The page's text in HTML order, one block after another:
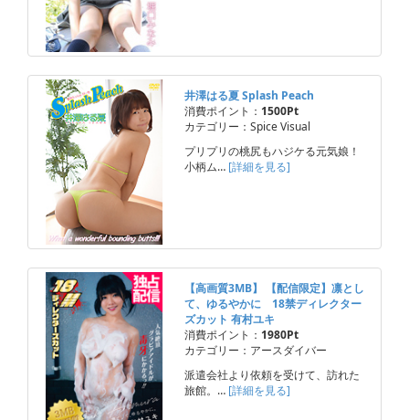
井澤はる夏 Splash Peach
消費ポイント： 1500Pt
カテゴリー：Spice Visual
プリプリの桃尻もハジケる元気娘！
小柄ム… [詳細を見る]
【高画質3MB】 【配信限定】凛とし
て、ゆるやかに 18禁ディレクター
ズカット 有村ユキ
消費ポイント： 1980Pt
カテゴリー：アースダイバー
派遣会社より依頼を受けて、訪れた
旅館。… [詳細を見る]